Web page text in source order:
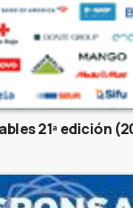
21ª edición